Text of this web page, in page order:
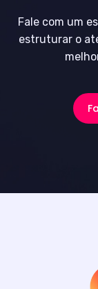
Fale com um
estruturar o